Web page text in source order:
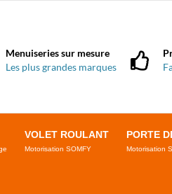
Menuiseries sur mesure
Les plus grandes marques
VOLET ROULANT
Motorisation SOMFY
PORTE
Motorisation